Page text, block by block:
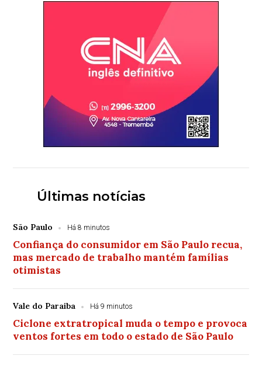
Últimas notícias
São Paulo Há 8 minutos
Confiança do consumidor em São Paulo recua,
mas mercado de trabalho mantém famílias
otimistas
Vale do Paraiba Há 9 minutos
Ciclone extratropical muda o tempo e provoca
ventos fortes em todo o estado de São Paulo